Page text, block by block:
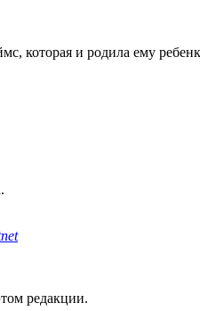
которая и родила ему
редакции.